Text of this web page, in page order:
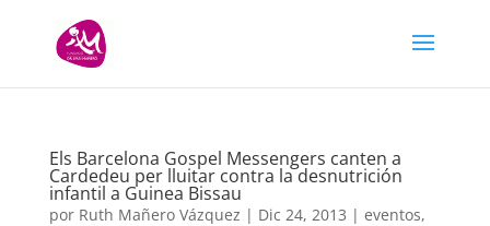
Els Barcelona Gospel Messengers canten a
Cardedeu per lluitar contra la desnutrición
infantil a Guinea Bissau
por Ruth Mañero Vázquez | Dic 24, 2013 | eventos,